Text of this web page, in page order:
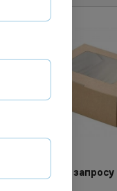
Цена по запросу